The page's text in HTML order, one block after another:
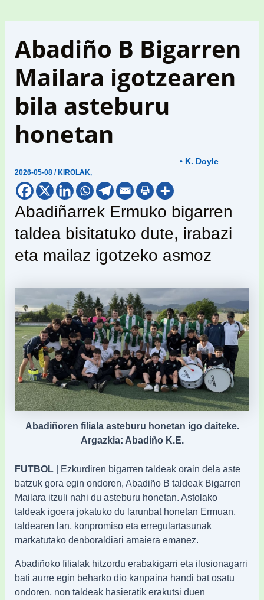
Abadiño B Bigarren
Mailara igotzearen
bila asteburu
honetan
2026-05-08/ KIROLAK,
• K. Doyle
Abadiñarrek Ermuko bigarren
taldea bisitatuko dute, irabazi
eta mailaz igotzeko asmoz
Abadiñoren filiala asteburu honetan igo daiteke.
Argazkia: Abadiño K.E.
FUTBOL | Ezkurdiren bigarren taldeak orain dela aste
batzuk gora egin ondoren, Abadiño B taldeak Bigarren
Mailara itzuli nahi du asteburu honetan. Astolako
taldeak igoera jokatuko du larunbat honetan Ermuan,
taldearen lan, konpromiso eta erregulartasunak
markatutako denboraldiari amaiera emanez.
Abadiñoko filialak hitzordu erabakigarri eta ilusionagarri
bati aurre egin beharko dio kanpaina handi bat osatu
ondoren, non taldeak hasieratik erakutsi duen